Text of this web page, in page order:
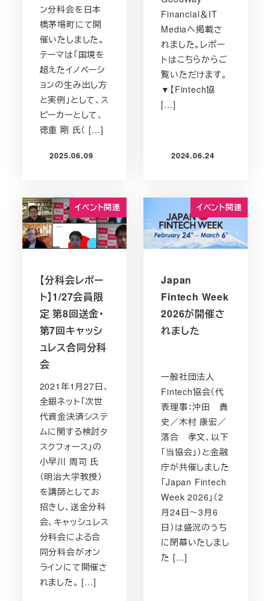
ン分科会を日本
橋茅場町にて開
催いたしました。
テーマは「国境を
超えたイノベーシ
ョンの生み出し方
と実例」として、ス
ピーカーとして、
徳重 剛 氏（ […]
投稿日
2025.06.09
Financial＆IT
Mediaへ掲載さ
れました。レポー
トはこちらからご
覧いただけます。
▼【Fintech協
[…]
投稿日
2024.06.24
イベント関連
【分科会レポー
ト】1/27会員限
定 第8回送金・
第7回キャッシ
ュレス合同分科
会
2021年1月27日、
全銀ネット「次世
代資金決済システ
ムに関する検討タ
スクフォース」の
小早川 周司 氏
（明治大学教授）
を講師としてお
招きし、送金分科
会、キャッシュレス
分科会による合
同分科会がオン
ラインにて開催さ
れました。 […]
イベント関連
Japan
Fintech Week
2026が開催さ
れました
一般社団法人
Fintech協会（代
表理事：沖田 貴
史／木村 康宏／
落合 孝文、以下
「当協会」）と金融
庁が共催しました
「Japan Fintech
Week 2026」（2
月24日～3月6
日）は盛況のうち
に閉幕いたしまし
た […]